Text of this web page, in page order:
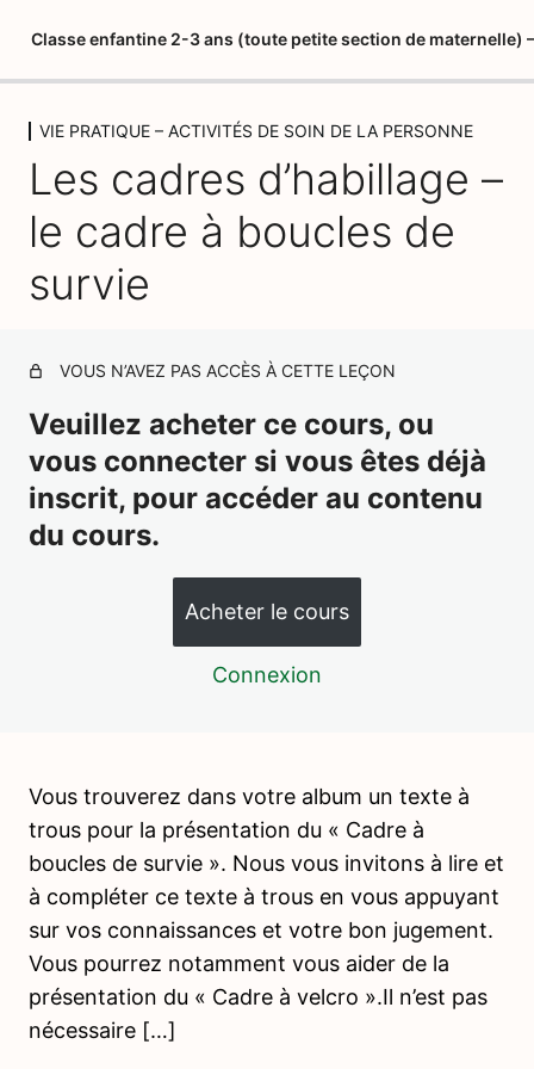
Classe enfantine 2-3 ans (toute petite section de maternelle)
LIVRET DU STAGIAIRE
5 leçons
PSYCHOPEDAGOGIE 1 – MARIA
MONTESSORI
3 leçons, 1 quiz
PSYCHOPEDAGOGIE 2 – LES
DEVELOPPEMENT
PSYCHOPEDAGOGIE 3 – L'ESPRIT
ABSORBANT
2 leçons, 1 quiz
L'ENVIRONNEMENT PREPARE 1
1 leçon, 1 quiz
INTRODUCTION A LA VIE PRATIQUE
4 leçons, 3 quiz
PSYCHOPEDAGOGIE 4 – LES
PERIODES SENSIBLES
4 leçons, 2 quiz
VIE PRATIQUE – ACTIVITÉS DE SOIN
DE LA PERSONNE
Introduction – Soin de la personne
S’habiller, se déshabiller, accrocher son manteau
VIE PRATIQUE – ACTIVITÉS DE SOIN DE LA PERSONNE
Les cadres d’habillage –
le cadre à boucles de
survie
VOUS N’AVEZ PAS ACCÈS À CETTE LEÇON
Veuillez acheter ce cours, ou
vous connecter si vous êtes déjà
inscrit, pour accéder au contenu
du cours.
Acheter le cours
Connexion
Vous trouverez dans votre album un texte à
trous pour la présentation du « Cadre à
boucles de survie ». Nous vous invitons à lire et
à compléter ce texte à trous en vous appuyant
sur vos connaissances et votre bon jugement.
Vous pourrez notamment vous aider de la
présentation du « Cadre à velcro ».Il n’est pas
nécessaire […]